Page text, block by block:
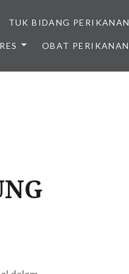
TUK BIDANG PERIKANAN
OBAT PERIKANAN